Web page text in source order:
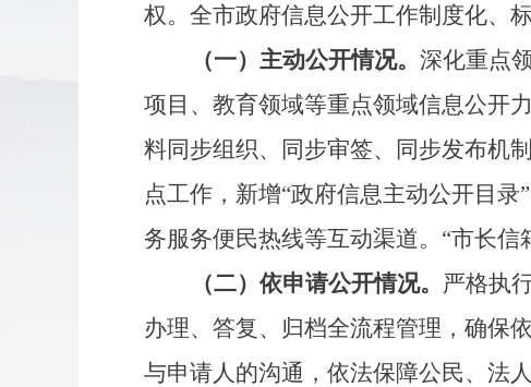
权。全市政府信息公开工作制度化、
（一） 主动公开情况。 深化重点
项目、教育领域等重点领域信息公开
料同步组织、同步审签、同步发布机
点工作，新增“政府信息主动公开目录
务服务便民热线等互动渠道。 “市长信
（二） 依申请公开情况。 严格执
办理、答复、归档全流程管理，确保
与申请人的沟通，依法保障公民、法